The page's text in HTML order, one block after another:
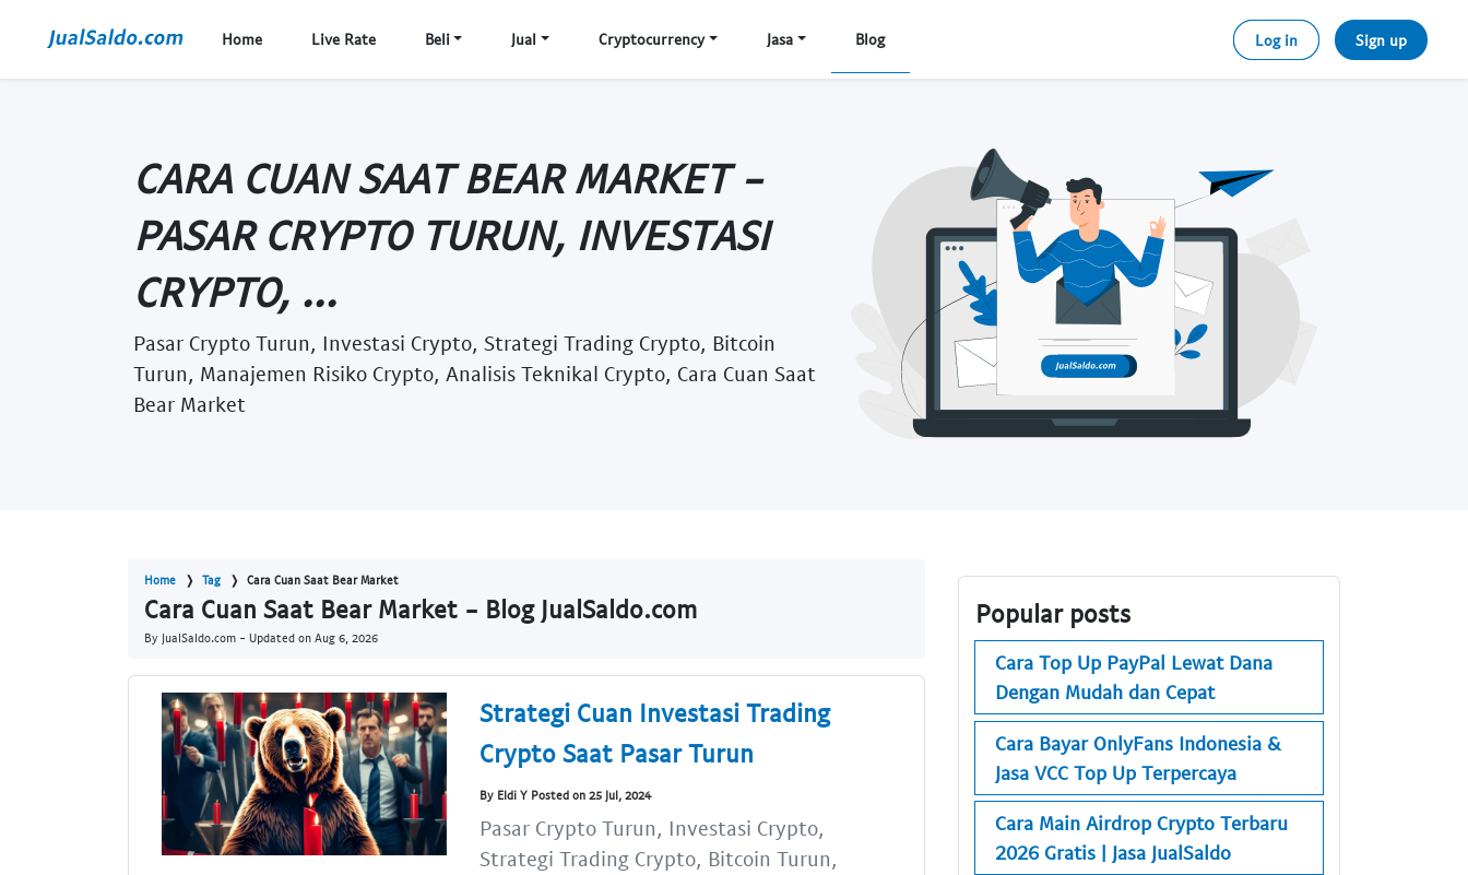
Home Live Rate Beli Jual Cryptocurrency Jasa Blog Log in Sign up
CARA CUAN SAAT BEAR MARKET -
PASAR CRYPTO TURUN, INVESTASI
CRYPTO, ...
Pasar Crypto Turun, Investasi Crypto, Strategi Trading Crypto, Bitcoin
Turun, Manajemen Risiko Crypto, Analisis Teknikal Crypto, Cara Cuan Saat
Bear Market
Home Tag Cara Cuan Saat Bear Market
Cara Cuan Saat Bear Market - Blog JualSaldo.com
By JualSaldo.com - Updated on Aug 6, 2026
Strategi Cuan Investasi Trading
Crypto Saat Pasar Turun
By Eldi Y Posted on 25 Jul, 2024
Pasar Crypto Turun, Investasi Crypto,
Strategi Trading Crypto, Bitcoin Turun,
Popular posts
Cara Top Up PayPal Lewat Dana
Dengan Mudah dan Cepat
Cara Bayar OnlyFans Indonesia &
Jasa VCC Top Up Terpercaya
Cara Main Airdrop Crypto Terbaru
2026 Gratis | Jasa JualSaldo